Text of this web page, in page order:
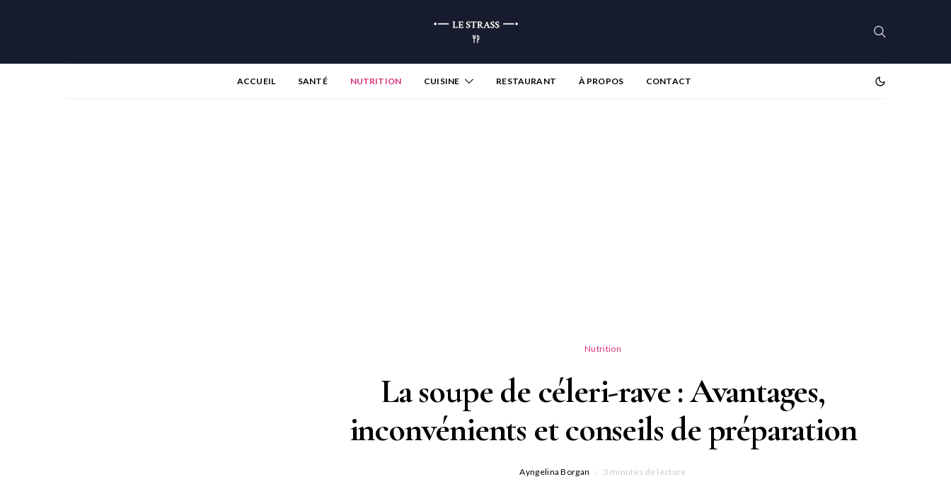
ACCUEIL SANTÉ NUTRITION CUISINE RESTAURANT À PROPOS CONTACT
Nutrition
La soupe de céleri-rave : Avantages,
inconvénients et conseils de préparation
Ayngelina Borgan 3 minutes de lecture